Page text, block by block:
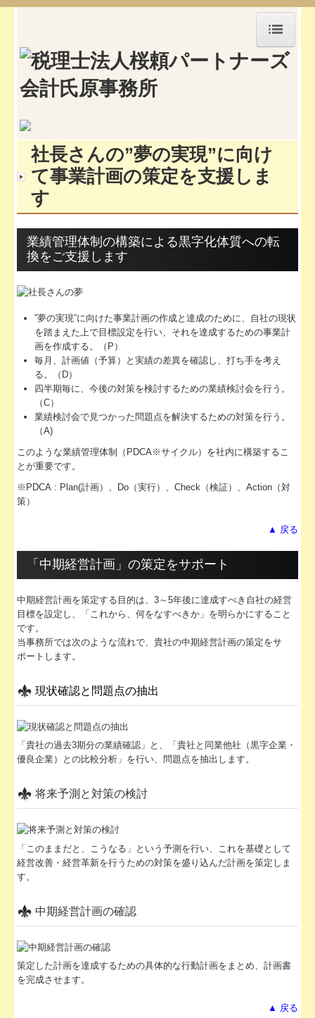
HOME
顧問プラン
お問合せ
所長プロフィール
採用情報
会計の基礎知識
セミナー案内
FX4クラウド
補助金・助成金・融資情報
関与先向け融資商品ご紹介
経営者お役立ち情報
社長メニューASP版
TKCシステムQ&A
お申込みフォーム
事務所通信継続
社長さんの”夢の実現”に向け
て事業計画の策定を支援しま
す
業績管理体制の構築による黒字化体質への転
換をご支援します
”夢の実現”に向けた事業計画の作成と達成のために、自社の現状
を踏まえた上で目標設定を行い、それを達成するための事業計
画を作成する。（P）
毎月、計画値（予算）と実績の差異を確認し、打ち手を考え
る。（D）
四半期毎に、今後の対策を検討するための業績検討会を行う。
（C）
業績検討会で見つかった問題点を解決するための対策を行う。
（A)
このような業績管理体制（PDCA※サイクル）を社内に構築するこ
とが重要です。
※PDCA : Plan(計画）、Do（実行）、Check（検証）、Action（対
策）
▲ 戻る
「中期経営計画」の策定をサポート
中期経営計画を策定する目的は、3～5年後に達成すべき自社の経営
目標を設定し、「これから、何をなすべきか」を明らかにすること
です。
当事務所では次のような流れで、貴社の中期経営計画の策定をサ
ポートします。
現状確認と問題点の抽出
「貴社の過去3期分の業績確認」と、「貴社と同業他社（黒字企業・
優良企業）との比較分析」を行い、問題点を抽出します。
将来予測と対策の検討
「このままだと、こうなる」という予測を行い、これを基礎として
経営改善・経営革新を行うための対策を盛り込んだ計画を策定しま
す。
中期経営計画の確認
策定した計画を達成するための具体的な行動計画をまとめ、計画書
を完成させます。
▲ 戻る